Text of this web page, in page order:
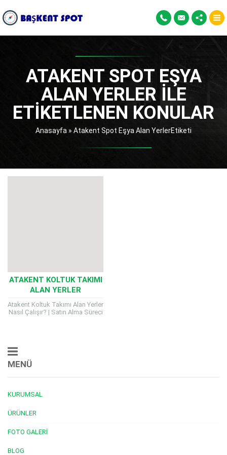
ATAKENT SPOT EŞYA
ALAN YERLER ILE
ETIKETLENEN KONULAR
Anasayfa » Atakent Spot Eşya Alan YerlerEtiketi
ATAKENT KOLTUK TAKIMI
ALAN YERLER
Atakent Koltuk Takımı Alan Yerler
Nasıl Çalışır? | Satın Alma Süreci
MENÜ
KURUMSAL
ÜRÜNLER
FOTO GALERI
BLOG